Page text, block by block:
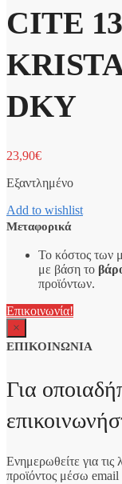
CITE
DKY
23,90€
Εξαντλημένο
Add to wishlist
Μεταφορικά
Το κόστος των
με βάση το
προϊόντων.
Επικοινωνία!
×
ΕΠΙΚΟΙΝΩΝΙΑ
Για
Ενημερωθείτε για τις
προϊόντος μέσω email